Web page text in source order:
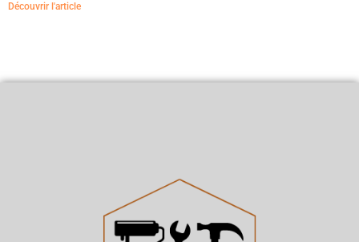
Découvrir l'article